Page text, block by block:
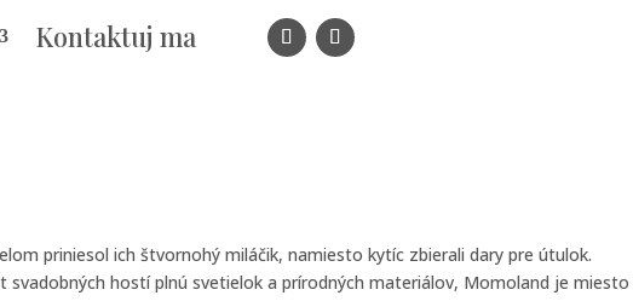
Kontaktuj ma
priniesol ich štvornohý miláčik, namiesto kytíc zbierali dary pre útulok.
svadobných hostí plnú svetielok a prírodných materiálov, Momoland je miesto